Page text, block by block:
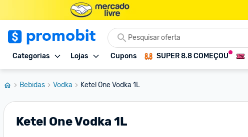
Categorias Lojas Cupons SUPER 8.8 COMEÇOU
Bebidas Vodka Ketel One Vodka 1L
Ketel One Vodka 1L